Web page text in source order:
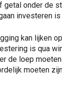
getal onder de
investeren
kan lijken
is qua
de loep
moeten